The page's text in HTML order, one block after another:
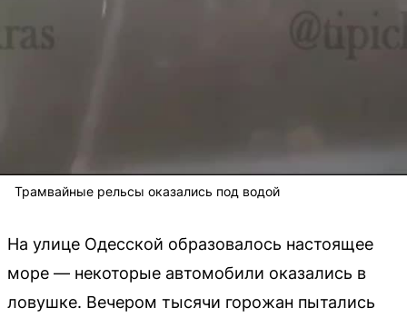
Трамвайные рельсы оказались под водой
На улице Одесской образовалось настоящее
море — некоторые автомобили оказались в
ловушке. Вечером тысячи горожан пытались